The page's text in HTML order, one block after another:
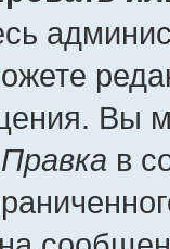
Вы
Правка в